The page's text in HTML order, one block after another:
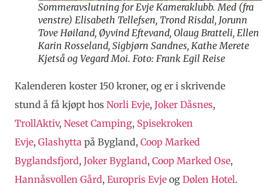
Sommeravslutning for Evje Kameraklubb. Med (fra
venstre) Elisabeth Tellefsen, Trond Risdal, Jorunn
Tove Høiland, Øyvind Eftevand, Olaug Bratteli, Ellen
Karin Rosseland, Sigbjørn Sandnes, Kathe Merete
Kjetså og Vegard Moi. Foto: Frank Egil Reise
Kalenderen koster 150 kroner, og er i skrivende
stund å få kjøpt hos Norli Evje, Joker Dåsnes,
TrollAktiv, Neset Camping, Spisekroken
Evje, Glashytta på Bygland, Coop Marked
Byglandsfjord, Joker Bygland, Coop Marked Ose,
Hannåsvollen Gård, Europris Evje og Dølen Hotel.